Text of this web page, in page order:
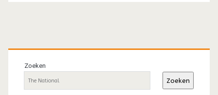
Primaire
sidebar
Zoeken
Zoeken